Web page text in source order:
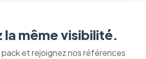
même visibilité.
et rejoignez nos références